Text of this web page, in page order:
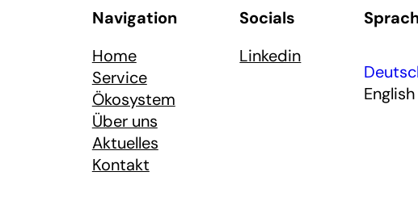
Navigation
Home
Service
Ökosystem
Über uns
Aktuelles
Kontakt
Socials
Linkedin
English